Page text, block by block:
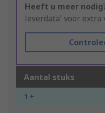
Heeft u meer
leverdata' voor
Aantal stuks
1 +